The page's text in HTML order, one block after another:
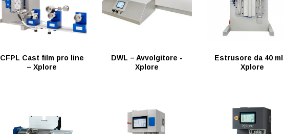
CFPL Cast film pro line
– Xplore
DWL – Avvolgitore -
Xplore
Estrusore da 40
Xplore